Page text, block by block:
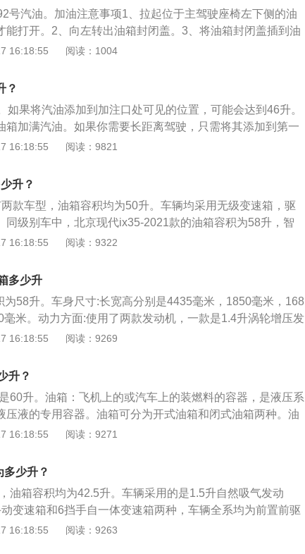
号汽油。加油注意事项1、拉起位于主驾驶座椅左下侧的油
能打开。2、向左转出油箱封闭盖。3、将油箱封闭盖插到油
插入燃油加注口直到限位位置。5、需要留意，加注枪第一
完油后拉出加油枪在油箱口等待5秒，让余油在油箱内滴干
闭盖，盖上，确保旋紧。8、最后，请关闭油箱盖。现代ix35
止安全隐患，加油枪一定要确保深入到油箱中。2、油箱盖
为准，防止发生意外。3、加油过程中，所有人员不要停留
油枪之前，防止静电。4、加油时切断所有电源，避免发生
快到最近加油站加油，以防抛锚。
16:18:55 阅读：1004
？
如果将汽油添加到加注口处可见的位置，可能会达到46升。
箱加满汽油。如果你需要长距离驾驶，只需将其添加到第一
车辆油箱可以容纳多少燃油只不过是两个方面：一个是车
量小于实际燃油加注量。据汽车专家介绍，之所以会出现这
车制造商标定的油箱容积是从油箱底部到安全边界的容积，
开口还有一定的空间。该空间用于确保燃油箱中的油在温度
出燃油箱的安全空间。如果在加油过程中向油箱端口加油，
册中标定的油箱容量。油箱内的沉淀、腐蚀、变形等原因会
16:18:55 阅读：9821
升？
款车型，油箱容积均为50升。车辆均采用无级变速箱，驱
同级别车中，北京现代ix35-2021款的油箱容积为58升，智
为58升，丰田C-HR2021款的油箱容积为50升。实际加油过
容积，而从安全界度到油箱口还有一定的空间，这个空间是
品在温度变高的情况下膨胀，而不至于溢出油箱的安全空
中把油加到油箱口，就会产生实际加油量比标定油箱容积大
了解油箱的剩余油量，可以观察油表盘右侧的汽油表，上面
近E的时就表示快没油了，接近F的时候表示油量充足。
16:18:55 阅读：9322
多少升
为58升。车身尺寸:长宽高分别是4435毫米，1850毫米，168
米。动力方面:使用了两款发动机，一款是1.4升涡轮增压发
自然吸气发动机。前悬架使用了麦弗逊独立悬架，后悬架使
版车型，四驱版车型搭载了适时四驱系统。
16:18:55 阅读：9269
升？
60升。油箱：飞机上的或汽车上的装燃料的容器，是液压系
压液的专用容器。油箱可分为开式油箱和闭式油箱两种。油
积；吸油管及回油管应插入最低液面以下，以防止吸空和回
洁，油箱应有周边密封的盖板，盖板上装有空气滤清器；油
以上；对油箱内表面的防腐处理要给予充分的注意。一般
容量根据车型而定。小型轿车、中型轿车和中型suv的油箱
；大型suv的油箱积量是100到1000L。
16:18:55 阅读：9271
多少升？
油箱容积均为42.5升。车辆采用的是1.5升自然吸气发动
变速箱和6挡手自一体变速箱两种，车辆全系均为前置前驱
车中，飞度2021款油箱容积为40升，YARiS-L致炫2022款油
16:18:55 阅读：9263